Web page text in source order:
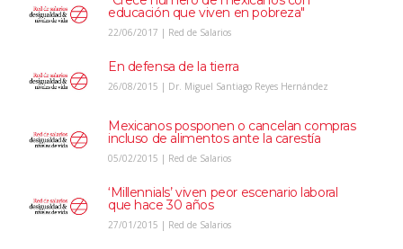
educación que viven en pobreza"
22/06/2017 | Red de Salarios
En defensa de la tierra
26/08/2015 | Dr. Miguel Santiago Reyes Hernández
Mexicanos posponen o cancelan compras
incluso de alimentos ante la carestía
05/02/2015 | Red de Salarios
‘Millennials’ viven peor escenario laboral
que hace 30 años
27/01/2015 | Red de Salarios